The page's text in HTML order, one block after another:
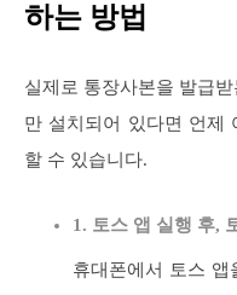
하는 방법
실제로 통장사본을 발급
만 설치되어 있다면 언제
할 수 있습니다.
1. 토스 앱 실행 후,
휴대폰에서 토스 앱